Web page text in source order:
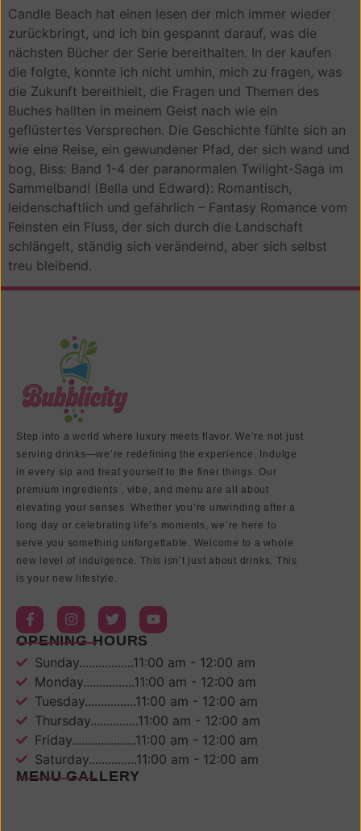
Candle Beach hat einen lesen der mich immer wieder
zurückbringt, und ich bin gespannt darauf, was die
nächsten Bücher der Serie bereithalten. In der kaufen
die folgte, konnte ich nicht umhin, mich zu fragen, was
die Zukunft bereithielt, die Fragen und Themen des
Buches hallten in meinem Geist nach wie ein
geflüstertes Versprechen. Die Geschichte fühlte sich an
wie eine Reise, ein gewundener Pfad, der sich wand und
bog, Biss: Band 1-4 der paranormalen Twilight-Saga im
Sammelband! (Bella und Edward): Romantisch,
leidenschaftlich und gefährlich – Fantasy Romance vom
Feinsten ein Fluss, der sich durch die Landschaft
schlängelt, ständig sich verändernd, aber sich selbst
treu bleibend.
Step into a world where luxury meets flavor. We’re not just
serving drinks—we’re redefining the experience. Indulge
in every sip and treat yourself to the finer things. Our
premium ingredients , vibe, and menu are all about
elevating your senses. Whether you’re unwinding after a
long day or celebrating life’s moments, we’re here to
serve you something unforgettable. Welcome to a whole
new level of indulgence. This isn’t just about drinks. This
is your new lifestyle.
OPENING HOURS
Sunday.................11:00 am - 12:00 am
Monday................11:00 am - 12:00 am
Tuesday................11:00 am - 12:00 am
Thursday...............11:00 am - 12:00 am
Friday....................11:00 am - 12:00 am
Saturday...............11:00 am - 12:00 am
MENU GALLERY